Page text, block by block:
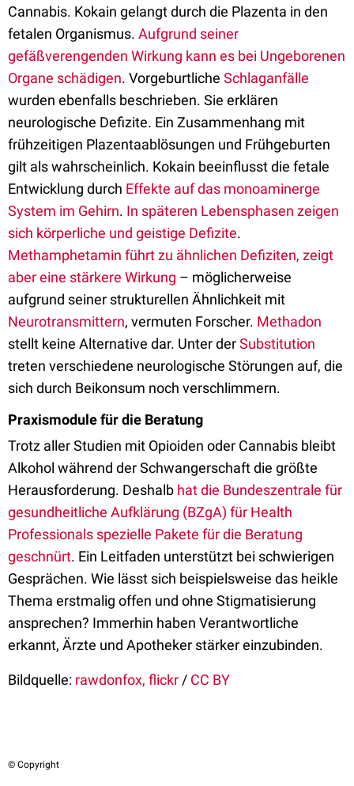
Cannabis. Kokain gelangt durch die Plazenta in den
fetalen Organismus. Aufgrund seiner
gefäßverengenden Wirkung kann es bei Ungeborenen
Organe schädigen. Vorgeburtliche Schlaganfälle
wurden ebenfalls beschrieben. Sie erklären
neurologische Defizite. Ein Zusammenhang mit
frühzeitigen Plazentaablösungen und Frühgeburten
gilt als wahrscheinlich. Kokain beeinflusst die fetale
Entwicklung durch Effekte auf das monoaminerge
System im Gehirn. In späteren Lebensphasen zeigen
sich körperliche und geistige Defizite.
Methamphetamin führt zu ähnlichen Defiziten, zeigt
aber eine stärkere Wirkung – möglicherweise
aufgrund seiner strukturellen Ähnlichkeit mit
Neurotransmittern, vermuten Forscher. Methadon
stellt keine Alternative dar. Unter derSubstitution
treten verschiedene neurologische Störungen auf, die
sich durch Beikonsum noch verschlimmern.
Praxismodule für die Beratung
Trotz aller Studien mit Opioiden oder Cannabis bleibt
Alkohol während der Schwangerschaft die größte
Herausforderung. Deshalb hat die Bundeszentrale für
gesundheitliche Aufklärung (BZgA) für Health
Professionals spezielle Pakete für die Beratung
geschnürt. Ein Leitfaden unterstützt bei schwierigen
Gesprächen. Wie lässt sich beispielsweise das heikle
Thema erstmalig offen und ohne Stigmatisierung
ansprechen? Immerhin haben Verantwortliche
erkannt, Ärzte und Apotheker stärker einzubinden.
Bildquelle: rawdonfox, flickr / CC BY
© Copyright